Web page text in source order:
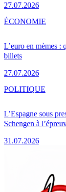
27.07.2026
L’euro en mèmes :
billets
27.07.2026
ÉCONOMIE
L’Espagne sous
Schengen à
31.07.2026
POLITIQUE